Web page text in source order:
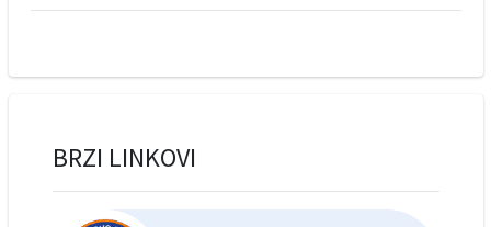
BRZI LINKOVI